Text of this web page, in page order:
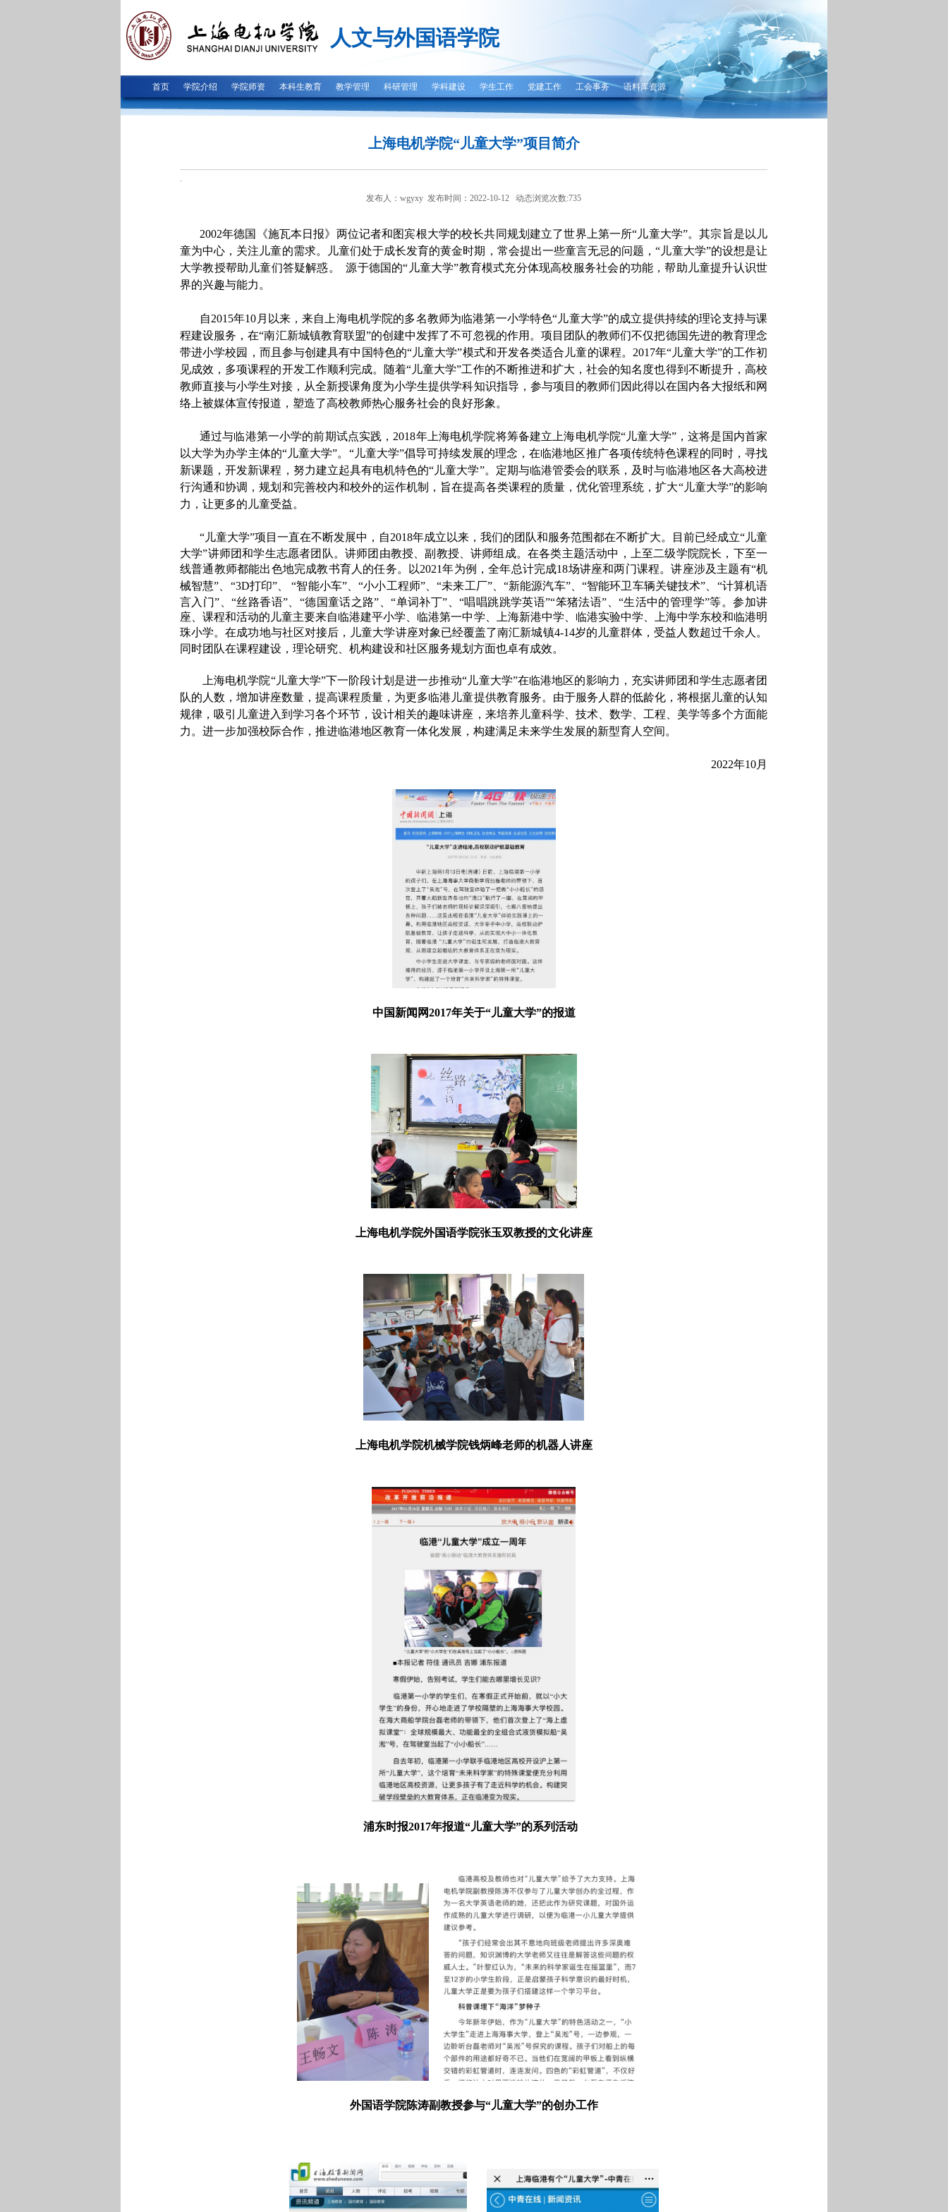
人文与外国语学院
首页 学院介绍 学院师资 本科生教育 教学管理 科研管理 学科建设 学生工作 党建工作 工会事务 语料库资源
上海电机学院“儿童大学”项目简介
.
发布人：wgyxy 发布时间：2022-10-12 动态浏览次数:735
2002年德国《施瓦本日报》两位记者和图宾根大学的校长共同规划建立了世界上第一所“儿童大学”。其宗旨是以儿
童为中心，关注儿童的需求。儿童们处于成长发育的黄金时期，常会提出一些童言无忌的问题，“儿童大学”的设想是让
大学教授帮助儿童们答疑解惑。 源于德国的“儿童大学”教育模式充分体现高校服务社会的功能，帮助儿童提升认识世
界的兴趣与能力。
自2015年10 月以来，来自上海电机学院的多名教师为临港第一小学特色“儿童大学”的成立提供持续的理论支持与课
程建设服务，在“南汇新城镇教育联盟”的创建中发挥了不可忽视的作用。项目团队的教师们不仅把德国先进的教育理念
带进小学校园，而且参与创建具有中国特色的“儿童大学”模式和开发各类适合儿童的课程。 2017年“儿童大学”的工作初
见成效，多项课程的开发工作顺利完成。随着“儿童大学”工作的不断推进和扩大，社会的知名度也得到不断提升，高校
教师直接与小学生对接，从全新授课角度为小学生提供学科知识指导，参与项目的教师们因此得以在国内各大报纸和网
络上被媒体宣传报道，塑造了高校教师热心服务社会的良好形象。
通过与临港第一小学的前期试点实践， 2018年上海电机学院将筹备建立上海电机学院“儿童大学”，这将是国内首家
以大学为办学主体的“儿童大学”。“儿童大学”倡导可持续发展的理念，在临港地区推广各项传统特色课程的同时，寻找
新课题，开发新课程，努力建立起具有电机特色的“儿童大学”。定期与临港管委会的联系，及时与临港地区各大高校进
行沟通和协调，规划和完善校内和校外的运作机制，旨在提高各类课程的质量，优化管理系统，扩大“儿童大学”的影响
力，让更多的儿童受益。
“儿童大学”项目一直在不断发展中，自2018年成立以来，我们的团队和服务范围都在不断扩大。目前已经成立“儿童
大学”讲师团和学生志愿者团队。讲师团由教授、副教授、讲师组成。在各类主题活动中，上至二级学院院长，下至一
线普通教师都能出色地完成教书育人的任务。以2021年为例，全年总计完成18场讲座和两门课程。讲座涉及主题有“机
械智慧”、“3D打印”、 “智能小车”、“小小工程师”、“未来工厂”、“新能源汽车”、“智能环卫车辆关键技术”、“计算机语
言入门”、“丝路香语”、“德国童话之路”、“单词补丁”、“唱唱跳跳学英语”“笨猪法语”、“生活中的管理学”等。参加讲
座、课程和活动的儿童主要来自临港建平小学、临港第一中学、上海新港中学、临港实验中学、上海中学东校和临港明
珠小学。在成功地与社区对接后，儿童大学讲座对象已经覆盖了南汇新城镇4-14岁的儿童群体，受益人数超过千余人。
同时团队在课程建设，理论研究、机构建设和社区服务规划方面也卓有成效。
上海电机学院“儿童大学”下一阶段计划是进一步推动“儿童大学”在临港地区的影响力，充实讲师团和学生志愿者团
队的人数，增加讲座数量，提高课程质量，为更多临港儿童提供教育服务。由于服务人群的低龄化，将根据儿童的认知
规律，吸引儿童进入到学习各个环节，设计相关的趣味讲座，来培养儿童科学、技术、数学、工程、美学等多个方面能
力。进一步加强校际合作，推进临港地区教育一体化发展，构建满足未来学生发展的新型育人空间。
2022年10月
中国新闻网2017年关于“儿童大学”的报道
上海电机学院外国语学院张玉双教授的文化讲座
上海电机学院机械学院钱炳峰老师的机器人讲座
浦东时报2017年报道“儿童大学”的系列活动
外国语学院陈涛副教授参与“儿童大学”的创办工作